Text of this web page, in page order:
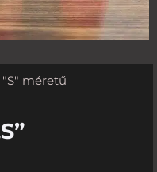
"S" méretű